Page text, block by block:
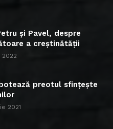
și Pavel, despre
a creștinătății
2022
preotul sfințește
2021